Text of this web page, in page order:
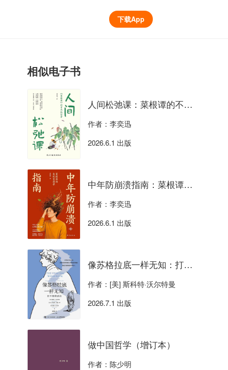
下载App
相似电子书
人间松弛课：菜根谭的不内耗哲学
作者：李奕迅
2026.6.1 出版
中年防崩溃指南：菜根谭的危机管理学
作者：李奕迅
2026.6.1 出版
像苏格拉底一样无知：打不倒的活法
作者：[美] 斯科特·沃尔特曼
2026.7.1 出版
做中国哲学（增订本）
作者：陈少明